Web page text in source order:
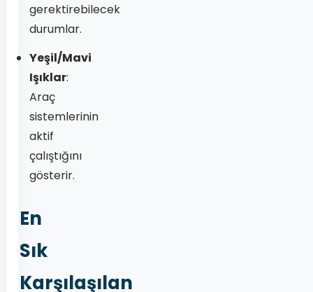
gerektirebilecek
durumlar.
Yeşil/Mavi
Işıklar:
Araç
sistemlerinin
aktif
çalıştığını
gösterir.
En
Sık
Karşılaşılan